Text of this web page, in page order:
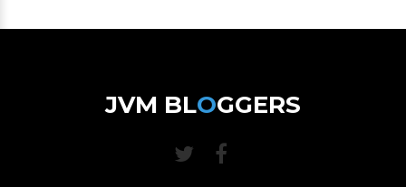
JVM BLOGGERS